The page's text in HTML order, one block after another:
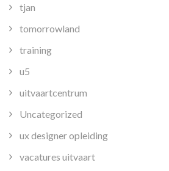
tjan
tomorrowland
training
u5
uitvaartcentrum
Uncategorized
ux designer opleiding
vacatures uitvaart